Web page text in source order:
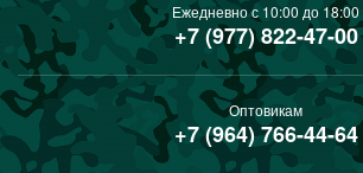
Ежедневно с 10:00 до 18:00
+7 (977) 822-47-00
Оптовикам
+7 (964) 766-44-64